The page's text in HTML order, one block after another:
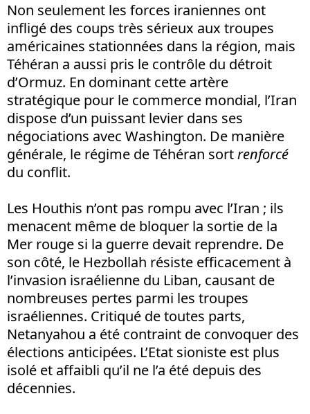
Non seulement les forces iraniennes ont
infligé des coups très sérieux aux troupes
américaines stationnées dans la région, mais
Téhéran a aussi pris le contrôle du détroit
d’Ormuz. En dominant cette artère
stratégique pour le commerce mondial, l’Iran
dispose d’un puissant levier dans ses
négociations avec Washington. De manière
générale, le régime de Téhéran sortrenforcé
du conflit.
Les Houthis n’ont pas rompu avec l’Iran ; ils
menacent même de bloquer la sortie de la
Mer rouge si la guerre devait reprendre. De
son côté, le Hezbollah résiste efficacement à
l’invasion israélienne du Liban, causant de
nombreuses pertes parmi les troupes
israéliennes. Critiqué de toutes parts,
Netanyahou a été contraint de convoquer des
élections anticipées. L’Etat sioniste est plus
isolé et affaibli qu’il ne l’a été depuis des
décennies.